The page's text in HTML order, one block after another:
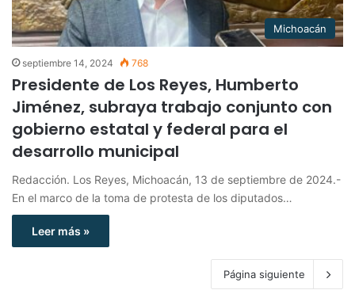
Michoacán
septiembre 14, 2024 768
Presidente de Los Reyes, Humberto
Jiménez, subraya trabajo conjunto con
gobierno estatal y federal para el
desarrollo municipal
Redacción. Los Reyes, Michoacán, 13 de septiembre de 2024.-
En el marco de la toma de protesta de los diputados…
Leer más »
Página siguiente